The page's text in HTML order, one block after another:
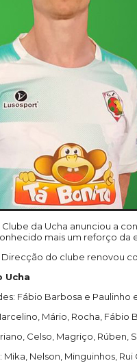
da Ucha anunciou a
mais um reforço da
Direcção do clube renovou
Ucha
Fábio Barbosa e Paulinho
Mário, Rocha, Fábio
Celso, Magriço, Rúben,
Mika, Nelson, Minguinhos,